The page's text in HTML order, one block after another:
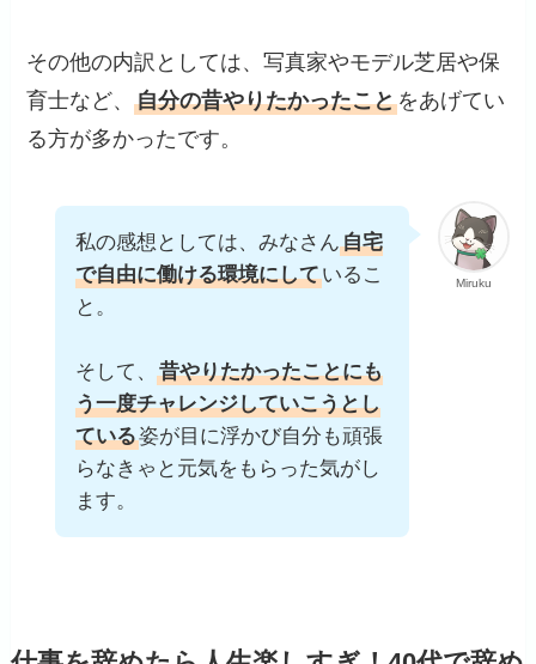
その他の内訳としては、写真家やモデル芝居や保
育士など、自分の昔やりたかったことをあげてい
る方が多かったです。
Miruku
私の感想としては、みなさん自宅
で自由に働ける環境にしているこ
と。
そして、昔やりたかったことにも
う一度チャレンジしていこうとし
ている姿が目に浮かび自分も頑張
らなきゃと元気をもらった気がし
ます。